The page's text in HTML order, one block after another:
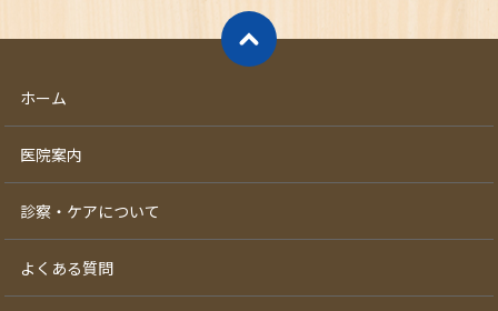
ホーム
医院案内
診察・ケアについて
よくある質問